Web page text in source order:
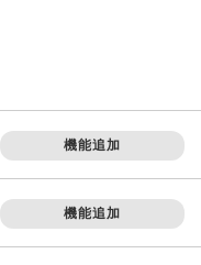
機能追加
機能追加